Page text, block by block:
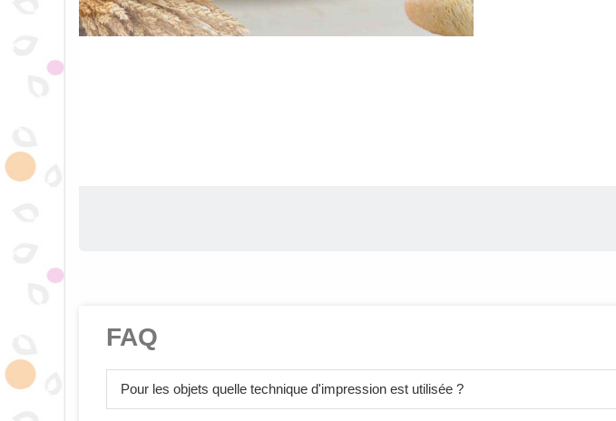
FAQ
Pour les objets quelle technique d'impression est utilisée ?